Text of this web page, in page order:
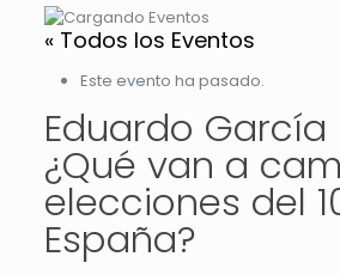
« Todos los Eventos
Este evento ha pasado.
Eduardo García
¿Qué van a
elecciones del
España?